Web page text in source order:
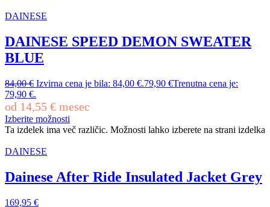
DAINESE
DAINESE SPEED DEMON SWEATER
BLUE
84,00€ Izvirna cena je bila: 84,00 €.79,90 €Trenutna cena je:
79,90 €.
od 14,55 € mesec
Izberite možnosti
Ta izdelek ima več različic. Možnosti lahko izberete na strani izdelka
DAINESE
Dainese After Ride Insulated Jacket Grey
169,95 €